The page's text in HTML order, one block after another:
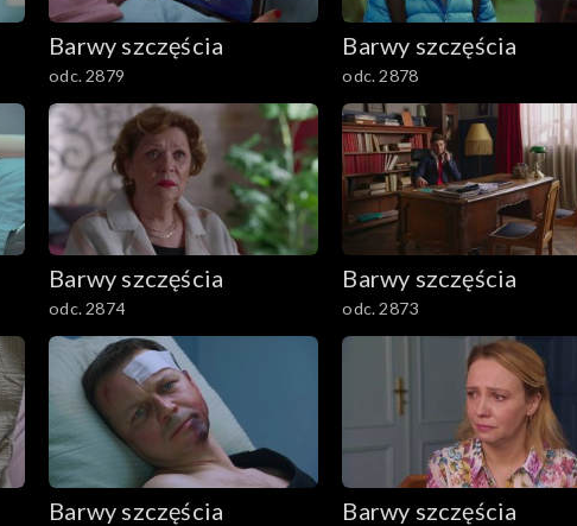
1501–1600
1401–1500
1301–1400
1201–1300
1101–1200
1001–1100
901–1000
801–900
782–800
Barwy szczęścia
odc. 2879
Barwy szczęścia
odc. 2878
Barwy szczęścia
odc. 2874
Barwy szczęścia
odc. 2873
Barwy szczęścia Barwy szczęścia